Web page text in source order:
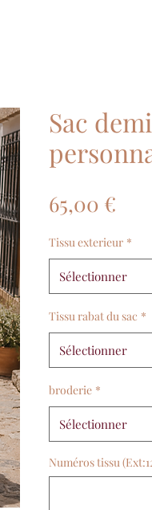
Sac
65,00 €
Tissu exterieur *
Sélectionner
Tissu rabat du sac *
Sélectionner
broderie *
Sélectionner
Numéros tissu